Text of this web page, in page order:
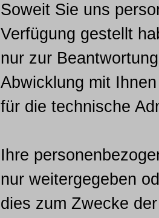
Soweit Sie uns
Verfügung gestellt
nur zur
Abwicklung mit
für die technische
Ihre
nur weitergegeben
dies zum Zwecke